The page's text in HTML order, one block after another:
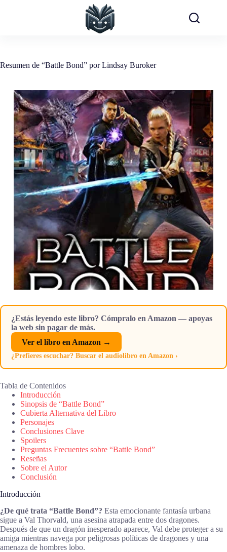
Resumen de “Battle Bond” por Lindsay Buroker
¿Estás leyendo este libro? Cómpralo en Amazon — apoyas
la web sin pagar de más.
Ver el libro en Amazon →
¿Prefieres escuchar? Buscar el audiolibro en Amazon ›
Tabla de Contenidos
Introducción
Sinopsis de “Battle Bond”
Cubierta Alternativa del Libro
Personajes
Conclusiones Clave
Spoilers
Preguntas Frecuentes sobre “Battle Bond”
Reseñas
Sobre el Autor
Conclusión
Introducción
¿De qué trata “Battle Bond”? Esta emocionante fantasía urbana
sigue a Val Thorvald, una asesina atrapada entre dos dragones.
Después de que un dragón inesperado aparece, Val debe proteger a su
amiga mientras navega por peligrosas políticas de dragones y una
amenaza de hombres lobo.